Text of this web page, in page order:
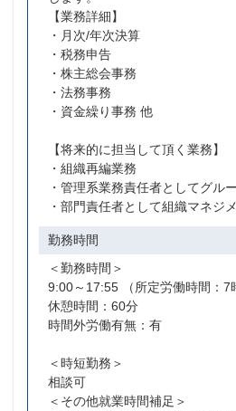
【業務詳細】
・月次/年次決算
・税務申告
・株主総会事務
・法務事務
・資金繰り事務 他
【将来的に担当して頂く業務】
・組織再編業務
・管理系業務責任者としてグル
・部門責任者として組織マネジ
勤務時間
＜勤務時間＞
9:00～17:55 （所定労働時間：7
休憩時間：60分
時間外労働有無：有
＜時短勤務＞
相談可
＜その他就業時間補足＞